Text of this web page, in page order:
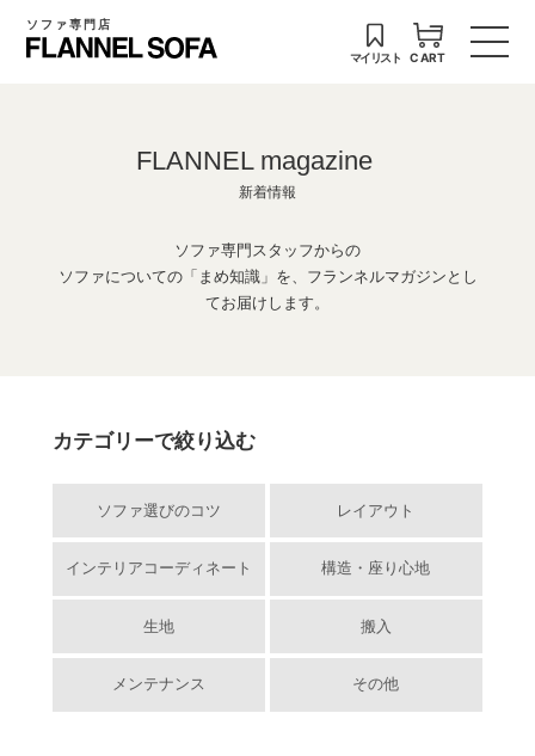
ソファ専門店
マイリスト CART
FLANNEL magazine
新着情報
ソファ専門スタッフからの
ソファについての「まめ知識」を、フランネルマガジンとし
てお届けします。
カテゴリーで絞り込む
ソファ選びのコツ レイアウト
インテリアコーディネート 構造・座り心地
生地 搬入
メンテナンス その他